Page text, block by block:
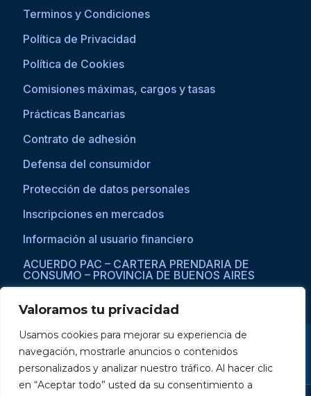
Valoramos tu privacidad
Usamos cookies para mejorar su experiencia de
navegación, mostrarle anuncios o contenidos
personalizados y analizar nuestro tráfico. Al hacer clic
en “Aceptar todo” usted da su consentimiento a
Terminos y Condiciones
Política de Privacidad
Política de Cookies
Comisiones máximas, cargos y tasas
Prácticas Bancarias
Contrato de adhesión
Defensa del consumidor
Protección de datos personales
Inscripciones en mercados
Información al usuario financiero
ACUERDO PAC – CARTERA PRENDARIA DE
CONSUMO – PROVINCIA DE BUENOS AIRES
Si asistís a una persona con dificultades visuales para acceder a la
web, por favor ingresar a través del explorador Microsoft Edge,
donde se habilita la opción de reproducción de texto a voz